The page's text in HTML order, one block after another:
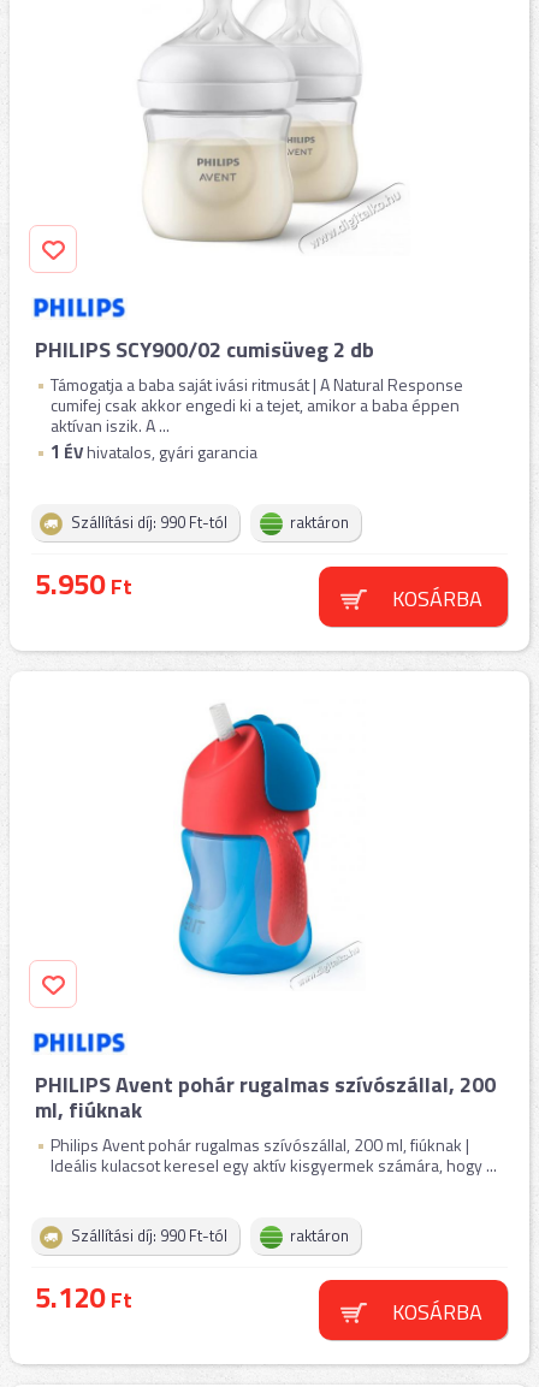
PHILIPS SCY900/02 cumisüveg 2 db
Támogatja a baba saját ivási ritmusát | A Natural Response
cumifej csak akkor engedi ki a tejet, amikor a baba éppen
aktívan iszik. A ...
1 ÉVhivatalos, gyári garancia
Szállítási díj: 990 Ft-tól raktáron
5.950Ft KOSÁRBA
PHILIPS Avent pohár rugalmas szívószállal, 200
ml, fiúknak
Philips Avent pohár rugalmas szívószállal, 200 ml, fiúknak |
Ideális kulacsot keresel egy aktív kisgyermek számára, hogy ...
Szállítási díj: 990 Ft-tól raktáron
5.120Ft KOSÁRBA